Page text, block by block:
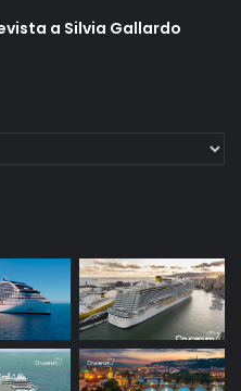
a Silvia Gallardo